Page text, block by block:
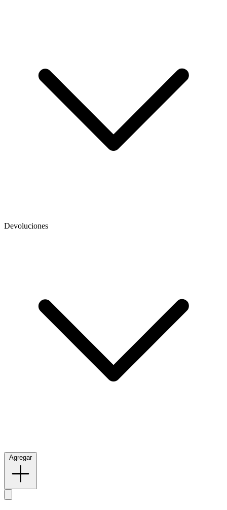
Devoluciones
Agregar